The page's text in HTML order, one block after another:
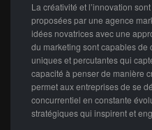
La créativité et l’innovation
proposées par une agence
idées novatrices avec une
du marketing sont capables
uniques et percutantes qui
capacité à penser de manière
permet aux entreprises de se
concurrentiel en constante
stratégiques qui inspirent et